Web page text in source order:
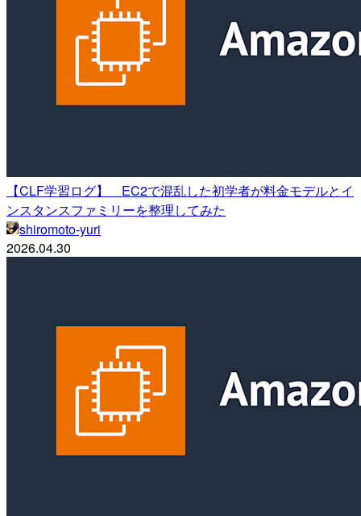
【CLF学習ログ】 EC2で混乱した初学者が料金モデルとイ
ンスタンスファミリーを整理してみた
shiromoto-yuri
2026.04.30